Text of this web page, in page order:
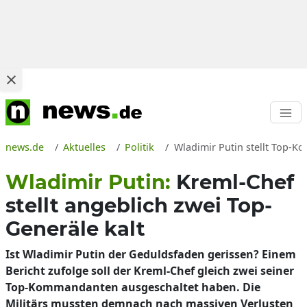
news.de Aktuelles Politik Wladimir Putin stellt Top-
Wladimir Putin: Kreml-Chef
stellt angeblich zwei Top-
Generäle kalt
Ist Wladimir Putin der Geduldsfaden gerissen? Einem
Bericht zufolge soll der Kreml-Chef gleich zwei seiner
Top-Kommandanten ausgeschaltet haben. Die
Militärs mussten demnach nach massiven Verlusten